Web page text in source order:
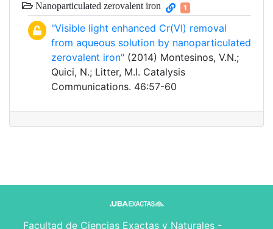
Nanoparticulated zerovalent iron 1
"Visible light enhanced Cr(VI) removal
from aqueous solution by nanoparticulated
zerovalent iron" (2014) Montesinos, V.N.;
Quici, N.; Litter, M.I. Catalysis
Communications. 46:57-60
Facultad de Ciencias Exactas y Naturales -